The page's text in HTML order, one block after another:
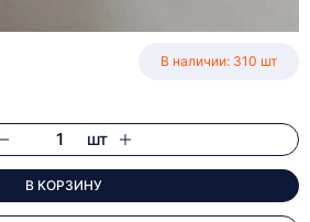
В наличии: 310 шт
шт
В КОРЗИНУ